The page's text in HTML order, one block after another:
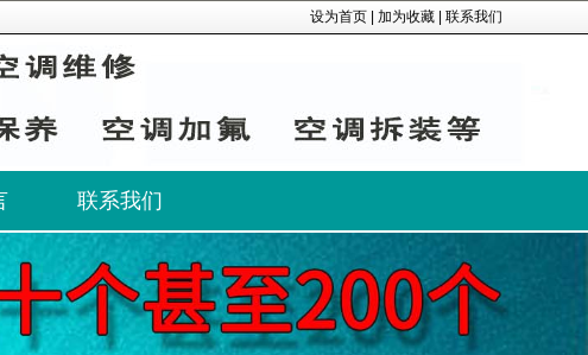
设为首页 加为收藏 联系我们
联系我们